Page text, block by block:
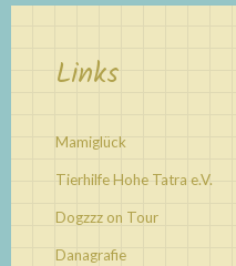
Links
Mamiglück
Tierhilfe Hohe Tatra e.V.
Dogzzz on Tour
Danagrafie